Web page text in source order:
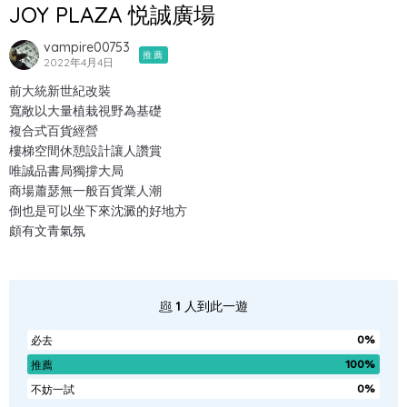
JOY PLAZA 悦誠廣場
vampire00753
2022年4月4日
推薦
前大統新世紀改裝
寬敞以大量植栽視野為基礎
複合式百貨經營
樓梯空間休憩設計讓人讚賞
唯誠品書局獨撐大局
商場蕭瑟無一般百貨業人潮
倒也是可以坐下來沈澱的好地方
頗有文青氣氛
1 人到此一遊
必去
0%
推薦
100%
不妨一試
0%